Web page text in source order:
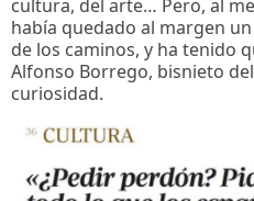
cultura, del arte… Pero, al
había quedado al margen
de los caminos, y ha tenido
Alfonso Borrego, bisnieto
curiosidad.